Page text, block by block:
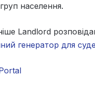
населення.
Landlord
генератор для